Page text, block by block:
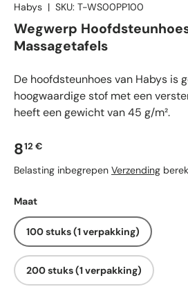
Habys | SKU: T-WS00PP100
Wegwerp
Massagetafels
De hoofdsteunhoes van Habys is
hoogwaardige stof met een
heeft een gewicht van 45 g/m².
Reguliere prijs
812 €
Belasting inbegrepen Verzending
Maat
100 stuks (1 verpakking)
200 stuks (1 verpakking)